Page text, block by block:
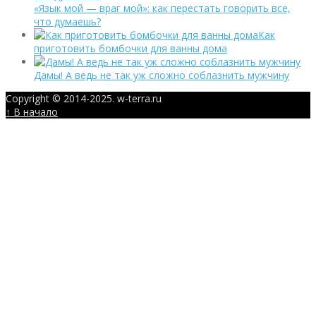
«Язык мой — враг мой»: как перестать говорить все,
что думаешь?
Как
приготовить бомбочки для ванны дома
Дамы! А ведь не так уж сложно соблазнить мужчину
Copyright © 2014-2025. w-terra.ru
↑ В начало